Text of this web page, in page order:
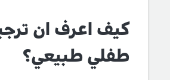
كيف اعرف ان
طفلي طبيعي؟